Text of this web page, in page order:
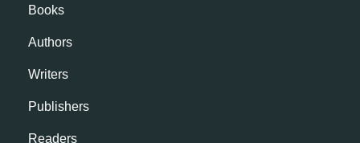
Books
Authors
Writers
Publishers
Readers